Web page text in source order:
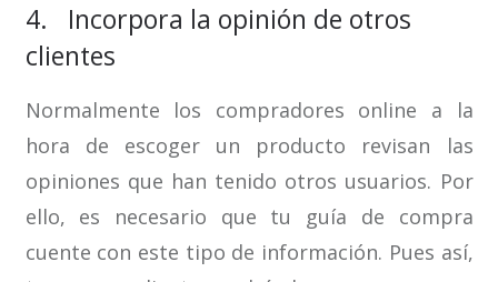
4. Incorpora la opinión de otros
clientes
Normalmente los compradores online a la
hora de escoger un producto revisan las
opiniones que han tenido otros usuarios. Por
ello, es necesario que tu guía de compra
cuente con este tipo de información. Pues así,